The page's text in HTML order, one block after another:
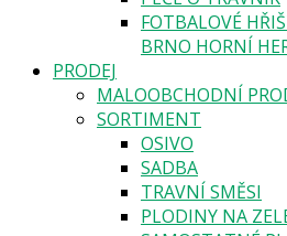
FOTBALOVÉ
BRNO HORNÍ
PRODEJ
MALOOBCHODNÍ
SORTIMENT
OSIVO
SADBA
TRAVNÍ SMĚSI
PLODINY NA